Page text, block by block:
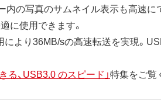
の写真のサムネイル表示も高速
に使用できます。
より36MB/sの高速転送を実現。
、USB3.0 のスピード」特集をご覧